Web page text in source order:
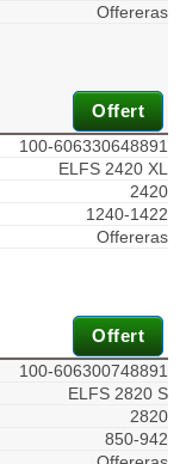
Offereras
Offert
100-606330648891
ELFS 2420 XL
2420
1240-1422
Offereras
Offert
100-606300748891
ELFS 2820 S
2820
850-942